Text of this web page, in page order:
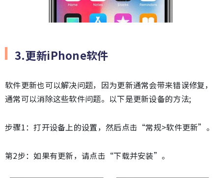
3.更新iPhone软件
软件更新也可以解决问题，因为更新通常会带来错误修复，
通常可以消除这些软件问题。以下是更新设备的方法;
步骤1：打开设备上的设置，然后点击“常规>软件更新”。
第2步：如果有更新，请点击“下载并安装”。